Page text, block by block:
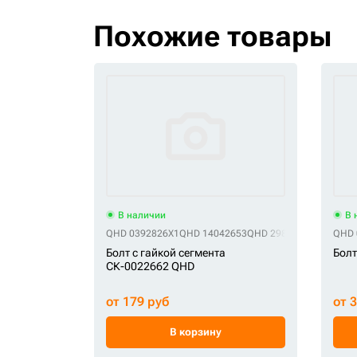
Похожие товары
В наличии
QHD 0392826X1 QHD 14042653QHD 2983624M1 QHD
Болт с гайкой сегмента
СК-0022662 QHD
от 179 руб
В корзину
В
QHD
от